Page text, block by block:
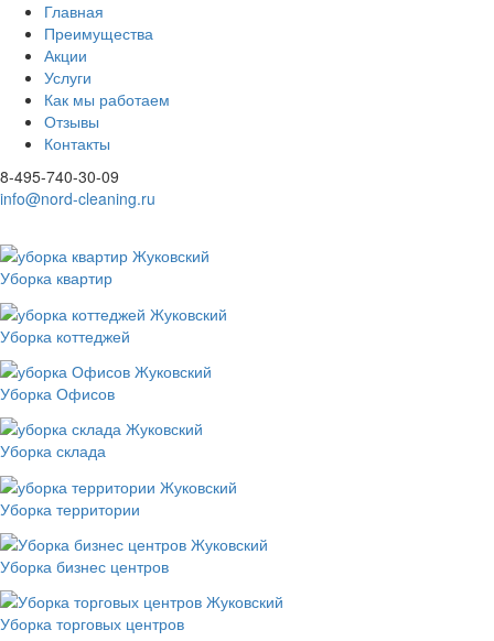
Главная
Преимущества
Акции
Услуги
Как мы работаем
Отзывы
Контакты
8-495-740-30-09
info@nord-cleaning.ru
Уборка квартир
Уборка коттеджей
Уборка Офисов
Уборка склада
Уборка территории
Уборка бизнес центров
Уборка торговых центров